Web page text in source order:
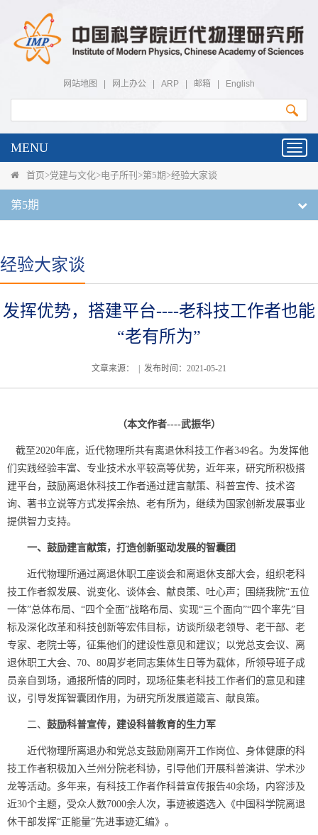
网站地图 网上办公 ARP 邮箱 English
MENU
首页>党建与文化>电子所刊 >第5期>经验大家谈
第5期
经验大家谈
发挥优势，搭建平台----老科技工作者也能
“老有所为”
文章来源： | 发布时间：2021-05-21
（本文作者----武振华）
截至2020年底，近代物理所共有离退休科技工作者349名。为发挥他
们实践经验丰富、专业技术水平较高等优势，近年来，研究所积极搭
建平台，鼓励离退休科技工作者通过建言献策、科普宣传、技术咨
询、著书立说等方式发挥余热、老有所为，继续为国家创新发展事业
提供智力支持。
一、鼓励建言献策，打造创新驱动发展的智囊团
近代物理所通过离退休职工座谈会和离退休支部大会，组织老科
技工作者叙发展、说变化、谈体会、献良策、吐心声；围绕我院“五位
一体”总体布局、“四个全面”战略布局、实现“三个面向”“四个率先”目
标及深化改革和科技创新等宏伟目标，访谈所级老领导、老干部、老
专家、老院士等，征集他们的建设性意见和建议；以党总支会议、离
退休职工大会、 70、 80周岁老同志集体生日等为载体，所领导班子成
员亲自到场，通报所情的同时，现场征集老科技工作者们的意见和建
议，引导发挥智囊团作用，为研究所发展道箴言、献良策。
二、 鼓励科普宣传，建设科普教育的生力军
近代物理所离退办和党总支鼓励刚离开工作岗位、身体健康的科
技工作者积极加入兰州分院老科协，引导他们开展科普演讲、学术沙
龙等活动。多年来，有科技工作者作科普宣传报告40余场，内容涉及
近30个主题，受众人数7000余人次，事迹被遴选入《中国科学院离退
休干部发挥“正能量”先进事迹汇编》。